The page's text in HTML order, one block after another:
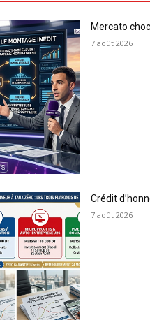
Mercato
7 août 2026
Crédit
7 août 2026